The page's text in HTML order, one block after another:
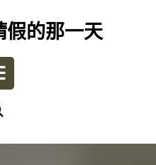
假的那一天